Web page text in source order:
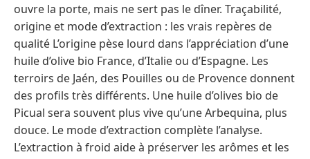
ouvre la porte, mais ne sert pas le dîner. Traçabilité,
origine et mode d’extraction : les vrais repères de
qualité L’origine pèse lourd dans l’appréciation d’une
huile d’olive bio France, d’Italie ou d’Espagne. Les
terroirs de Jaén, des Pouilles ou de Provence donnent
des profils très différents. Une huile d’olives bio de
Picual sera souvent plus vive qu’une Arbequina, plus
douce. Le mode d’extraction complète l’analyse.
L’extraction à froid aide à préserver les arômes et les